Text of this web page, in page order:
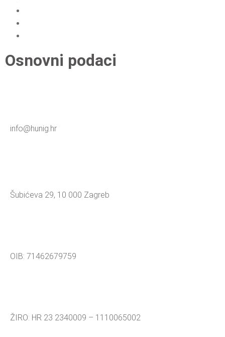
Osnovni podaci
info@hunig.hr
Šubićeva 29, 10 000 Zagreb
OIB: 71462679759
ŽIRO: HR 23 2340009 – 1110065002